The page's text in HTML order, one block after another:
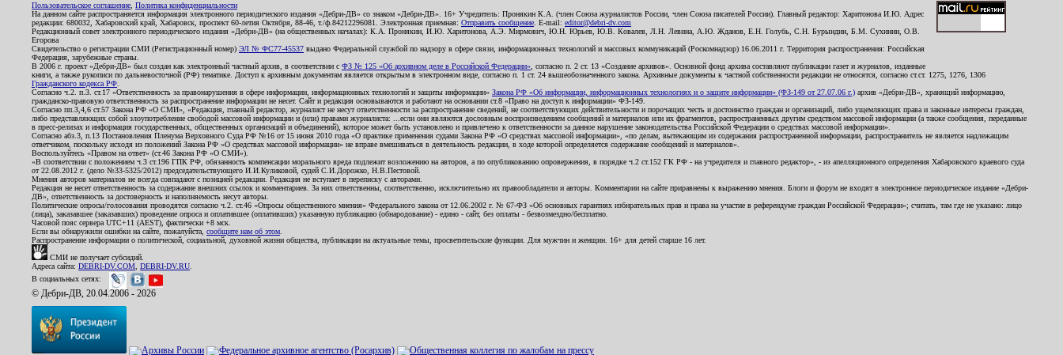
Пользовательское соглашение Политика конфиденциальности
На данном сайте распространяется информация электронного периодического издания «Дебри-ДВ» со знаком «Дебри-ДВ». 16+ Учредитель: Пронякин К.А. (член Союза журналистов России, член Союза писателей России). Главный редактор: Харитонова И.Ю. Адрес
редакции: 680032, Хабаровский край, Хабаровск, проспект 60-летия Октября, 88-46, т./ф.84212296081. Электронная приемная: Отправить сообщение . E-mail: editor@debri-dv.com
Редакционный совет электронного периодического издания «Дебри-ДВ» (на общественных началах): К.А. Пронякин, И.Ю. Харитонова, А.Э. Мирмович, Ю.Н. Юрьев, Ю.В. Ковалев, Л.Н. Левина, А.Ю. Жданов, Е.Н. Голубь, С.Н. Бурындин, Б.М. Сухинин, О.В.
Егорова
Свидетельство о регистрации СМИ (Регистрационный номер) ЭЛ № ФС77-45537 выдано Федеральной службой по надзору в сфере связи, информационных технологий и массовых коммуникаций (Роскомнадзор) 16.06.2011 г. Территория распространения: Российская
Федерация, зарубежные страны.
В 2006 г. проект «Дебри-ДВ» был создан как электронный частный архив, в соответствии с ФЗ № 125 «Об архивном деле в Российской Федерации» , согласно п. 2 ст. 13 «Создание архивов». Основной фонд архива составляют публикации газет и журналов, изданные
книги, а также рукописи по дальневосточной (РФ) тематике. Доступ к архивным документам является открытым в электронном виде, согласно п. 1 ст. 24 вышеобозначенного закона. Архивные документы к частной собственности редакции не относятся, согласно ст.ст. 1275, 1276, 1306
Гражданского кодекса РФ
Согласно ч.2. п.3. ст.17 «Ответственность за правонарушения в сфере информации, информационных технологий и защиты информации» Закона РФ «Об информации, информационных технологиях и о защите информации» (ФЗ-149 от 27.07.06 г.) архив «Дебри-ДВ», хранящий информацию,
гражданско-правовую ответственность за распространение информации не несет. Сайт и редакция основываются и работают на основании ст.8 «Право на доступ к информации» ФЗ-149.
Согласно пп.3,4,6 ст.57 Закона РФ «О СМИ», «Редакция, главный редактор, журналист не несут ответственности за распространение сведений, не соответствующих действительности и порочащих честь и достоинство граждан и организаций, либо ущемляющих права и законные интересы граждан,
либо представляющих собой злоупотребление свободой массовой информации и (или) правами журналиста: ...если они являются дословным воспроизведением сообщений и материалов или их фрагментов, распространенных другим средством массовой информации (а также сообщения, переданные
в пресс-релизах и информация государственных, общественных организаций и объединений), которое может быть установлено и привлечено к ответственности за данное нарушение законодательства Российской Федерации о средствах массовой информации».
Согласно абз.3, п.13 Постановления Пленума Верховного Суда РФ №16 от 15 июня 2010 года «О практике применения судами Закона РФ «О средствах массовой информации», «по делам, вытекающим из содержания распространенной информации, распространитель не является надлежащим
ответчиком, поскольку исходя из положений Закона РФ «О средствах массовой информации» не вправе вмешиваться в деятельность редакции, в ходе которой определяется содержание сообщений и материалов».
Воспользуйтесь «Правом на ответ» (ст.46 Закона РФ «О СМИ»).
«В соответствии с положением ч.3 ст.196 ГПК РФ, обязанность компенсации морального вреда подлежит возложению на авторов, а по опубликованию опровержения, в порядке ч.2 ст.152 ГК РФ - на учредителя и главного редактор», - из апелляционного определения Хабаровского краевого суда
от 22.08.2012 г. (дело №33-5325/2012) председательствующего И.И.Куликовой, судей С.И.Дорожко, Н.В.Пестовой.
Мнения авторов материалов не всегда совпадают с позицией редакции. Редакция не вступает в переписку с авторами.
Редакция не несет ответственность за содержание внешних ссылок и комментариев. За них ответственны, соответственно, исключительно их правообладатели и авторы. Комментарии на сайте приравнены к выражению мнения. Блоги и форум не входят в электронное периодическое издание «Дебри-
ДВ», ответственность за достоверность и наполняемость несут авторы.
Политические опросы/голосования проводятся согласно ч.2. ст.46 «Опросы общественного мнения» Федерального закона от 12.06.2002 г. № 67-ФЗ «Об основных гарантиях избирательных прав и права на участие в референдуме граждан Российской Федерации»; считать, там где не указано: лицо
(лица), заказавшее (заказавших) проведение опроса и оплатившее (оплативших) указанную публикацию (обнародование) - едино - сайт, без оплаты - безвозмездно/бесплатно.
Часовой пояс сервера UTC+11 (AEST), фактически +8 мск.
Если вы обнаружили ошибки на сайте, пожалуйста, сообщите нам об этом
Распространение информации о политической, социальной, духовной жизни общества, публикации на актуальные темы, просветительские функции. Для мужчин и женщин. 16+ для детей старше 16 лет.
СМИ не получает субсидий.
Адреса сайта: DEBRI-DV.COM DEBRI-DV.RU
В социальных сетях:
© Дебри-ДВ, 20.04.2006 - 2026